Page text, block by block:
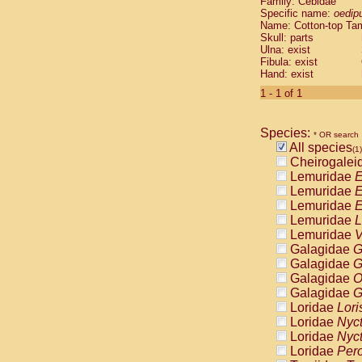
Cebidae
Cebidae
Cebidae
Cebidae
Cebidae
Cebidae
Cebidae
Cebidae
Cebidae
Cebidae
Cebidae
Cebidae
Atelidae
Atelidae
Atelidae
Atelidae
Atelidae
Atelidae
Atelidae
Atelidae
Atelidae
Atelidae
Pitheciidae
Specific name:
Name: Cotton-top
Skull: parts
Ulna: exist
Fibula: exist
Hand: exist
1 - 1 of 1
Species: * OR search
All species(1)
Lemuridae
Lemuridae
Lemuridae
Lemuridae
Lemuridae
Galagidae
Galagidae
Galagidae
Galagidae
Loridae
Loridae
Loridae
Loridae